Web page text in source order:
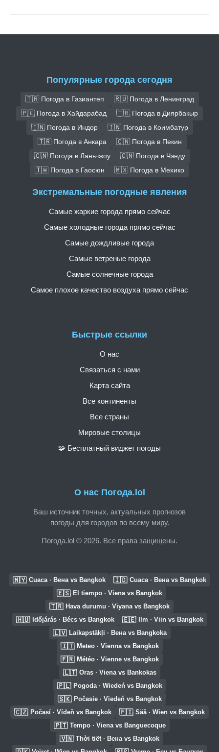
Популярные города сегодня
🇹🇷 Погода в Газиантеп
🇷🇺 Погода в Ленинград
🇵🇰 Погода в Хайдарабад
🇹🇷 Погода в Диярбакыр
🇮🇳 Погода в Индор
🇮🇳 Погода в Коимбатур
🇹🇷 Погода в Анкара
🇨🇳 Погода в Пекин
🇨🇳 Погода в Ланьчжоу
🇨🇳 Погода в Чэнду
🇹🇼 Погода в Гаосюн
🇲🇽 Погода в Мехико
О нас Погода.lol
Ваш источник точных, актуальных прогнозов
погоды для городов по всему миру.
Погода.lol © 2026. Все права защищены.
Быстрые ссылки
О нас
Связаться с нами
Карта сайта
Все континенты
Все страны
Мировые столицы
🧩 Бесплатный виджет погоды
Экстремальные погодные явления
Самые жаркие города прямо сейчас
Самые холодные города прямо сейчас
Самые дождливые города
Самые ветреные города
Самые солнечные города
Самое плохое качество воздуха прямо сейчас
🇲🇾 Cuaca · Вена vs Bangkok 🇮🇩 Cuaca · Вена vs Bangkok
🇪🇸 El tiempo · Viena vs Bangkok
🇹🇷 Hava durumu · Viyana vs Bangkok
🇭🇺 Időjárás · Bécs vs Bangkok 🇪🇪 Ilm · Viin vs Bangkok
🇱🇻 Laikapstākļi · Вена vs Bangkoka
🇮🇹 Meteo · Vienna vs Bangkok
🇫🇷 Météo · Vienne vs Bangkok
🇱🇹 Oras · Viena vs Bankokas
🇵🇱 Pogoda · Wiedeń vs Bangkok
🇸🇰 Počasie · Viedeň vs Bangkok
🇨🇿 Počasí · Vídeň vs Bangkok 🇫🇮 Sää · Wien vs Bangkok
🇵🇹 Tempo · Viena vs Banguecoque
🇻🇳 Thời tiết · Вена vs Bangkok